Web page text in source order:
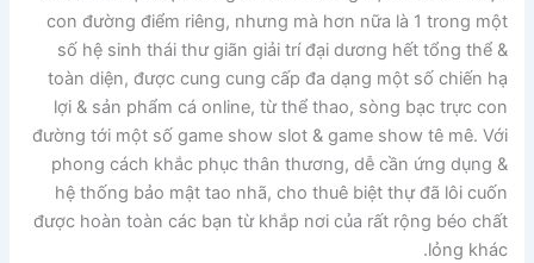
con đường điểm riêng, nhưng mà hơn nữa là 1 trong một
số hệ sinh thái thư giãn giải trí đại dương hết tổng thể &
toàn diện, được cung cung cấp đa dạng một số chiến hạ
lợi & sản phẩm cá online, từ thể thao, sòng bạc trực con
đường tới một số game show slot & game show tê mê. Với
phong cách khắc phục thân thương, dễ cần ứng dụng &
hệ thống bảo mật tao nhã, cho thuê biệt thự đã lôi cuốn
được hoàn toàn các bạn từ khắp nơi của rất rộng béo chất
lỏng khác.